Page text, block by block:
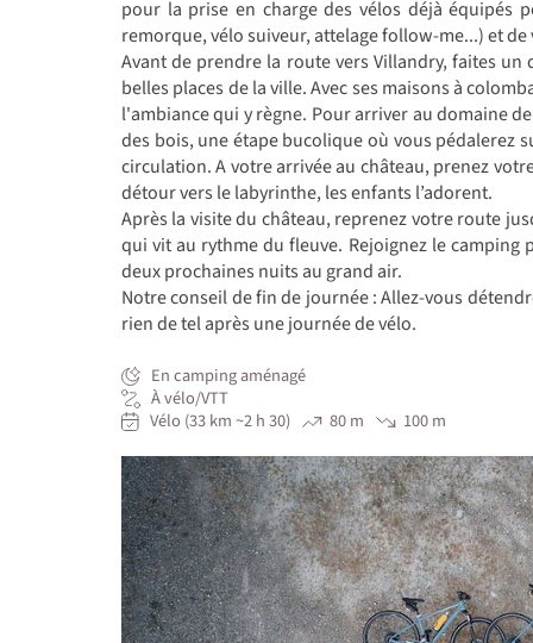
pour la prise en charge des vélos déjà équipés
remorque, vélo suiveur, attelage follow-me...) et
Avant de prendre la route vers Villandry, faites
belles places de la ville. Avec ses maisons à
l'ambiance qui y règne. Pour arriver au domaine
des bois, une étape bucolique où vous pédalerez
circulation. A votre arrivée au château, prenez
détour vers le labyrinthe, les enfants l’adorent.
Après la visite du château, reprenez votre route
qui vit au rythme du fleuve. Rejoignez le
deux prochaines nuits au grand air.
Notre conseil de fin de journée : Allez-vous
rien de tel après une journée de vélo.
En camping aménagé
À vélo/VTT
Vélo (33 km ~2 h 30)
80 m 100 m